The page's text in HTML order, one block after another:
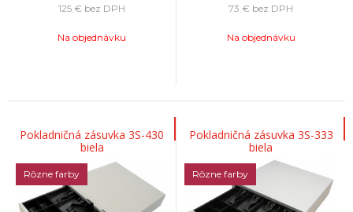
125 € bez DPH
Na objednávku
73 € bez DPH
Na objednávku
Pokladničná zásuvka 3S-430
biela
Rôzne farby
Pokladničná zásuvka 3S-333
biela
Rôzne farby